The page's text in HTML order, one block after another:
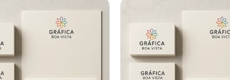
tem
variantes.
opções
podem